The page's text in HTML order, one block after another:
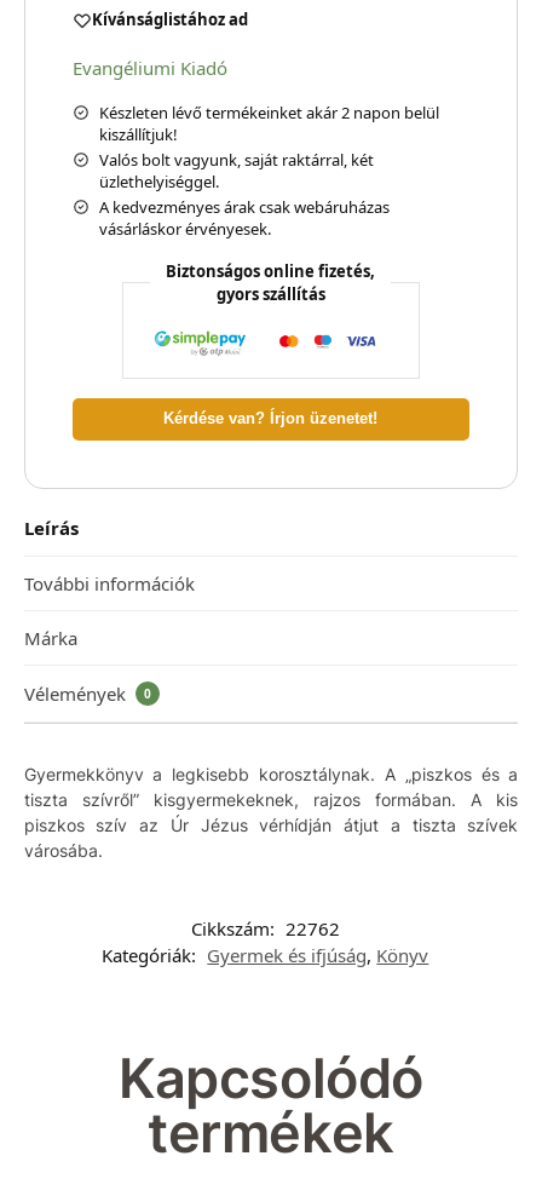
Kívánságlistához ad
Evangéliumi Kiadó
Készleten lévő termékeinket akár 2 napon belül
kiszállítjuk!
Valós bolt vagyunk, saját raktárral, két
üzlethelyiséggel.
A kedvezményes árak csak webáruházas
vásárláskor érvényesek.
Biztonságos online fizetés,
gyors szállítás
Kérdése van? Írjon üzenetet!
Leírás
További információk
Márka
Vélemények 0
Gyermekkönyv a legkisebb korosztálynak. A „piszkos és a
tiszta szívről” kisgyermekeknek, rajzos formában. A kis
piszkos szív az Úr Jézus vérhídján átjut a tiszta szívek
városába.
Cikkszám: 22762
Kategóriák: Gyermek és ifjúság, Könyv
Kapcsolódó
termékek